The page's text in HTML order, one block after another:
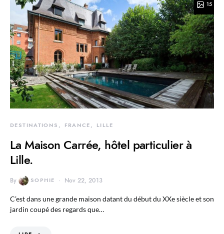
15
DESTINATIONS FRANCE LILLE
La Maison Carrée, hôtel particulier à
Lille.
By SOPHIE Nov 22, 2013
C’est dans une grande maison datant du début du XXe siècle et son
jardin coupé des regards que…